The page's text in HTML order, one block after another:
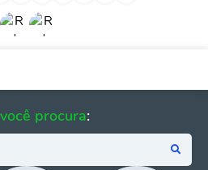
procura: